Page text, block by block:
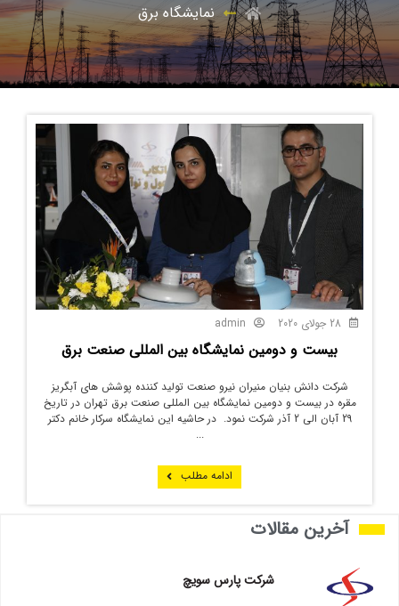
نمایشگاه برق
admin
بیست و دومین نمایشگاه بین المللی صنعت برق
شرکت دانش بنیان منیران نیرو صنعت تولید کننده پوشش های آبگریز
مقره در بیست و دومین نمایشگاه بین المللی صنعت برق تهران در تاریخ
29 آبان الی 2 آذر شرکت نمود. در حاشیه این نمایشگاه سرکار خانم دکتر
...
ادامه مطلب
آخرین مقالات
شرکت پارس سویچ